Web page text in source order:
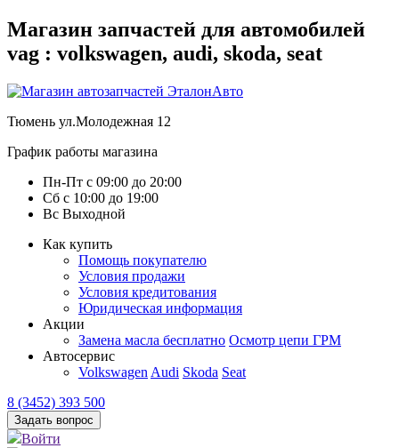
Магазин запчастей для автомобилей
vag : volkswagen, audi, skoda, seat
Тюмень ул.Молодежная 12
График работы магазина
Пн-Пт с 09:00 до 20:00
Сб с 10:00 до 19:00
Вс Выходной
Как купить
Помощь покупателю
Условия продажи
Условия кредитования
Юридическая информация
Акции
Замена масла бесплатно Осмотр цепи ГРМ
Автосервис
Volkswagen Audi Skoda Seat
8 (3452) 393 500
Задать вопрос
Войти